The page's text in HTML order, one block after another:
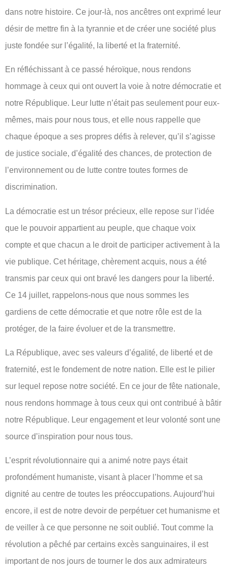
dans notre histoire. Ce jour-là, nos ancêtres ont exprimé leur
désir de mettre fin à la tyrannie et de créer une société plus
juste fondée sur l’égalité, la liberté et la fraternité.
En réfléchissant à ce passé héroïque, nous rendons
hommage à ceux qui ont ouvert la voie à notre démocratie et
notre République. Leur lutte n’était pas seulement pour eux-
mêmes, mais pour nous tous, et elle nous rappelle que
chaque époque a ses propres défis à relever, qu’il s’agisse
de justice sociale, d’égalité des chances, de protection de
l’environnement ou de lutte contre toutes formes de
discrimination.
La démocratie est un trésor précieux, elle repose sur l’idée
que le pouvoir appartient au peuple, que chaque voix
compte et que chacun a le droit de participer activement à la
vie publique. Cet héritage, chèrement acquis, nous a été
transmis par ceux qui ont bravé les dangers pour la liberté.
Ce 14 juillet, rappelons-nous que nous sommes les
gardiens de cette démocratie et que notre rôle est de la
protéger, de la faire évoluer et de la transmettre.
La République, avec ses valeurs d’égalité, de liberté et de
fraternité, est le fondement de notre nation. Elle est le pilier
sur lequel repose notre société. En ce jour de fête nationale,
nous rendons hommage à tous ceux qui ont contribué à bâtir
notre République. Leur engagement et leur volonté sont une
source d’inspiration pour nous tous.
L’esprit révolutionnaire qui a animé notre pays était
profondément humaniste, visant à placer l’homme et sa
dignité au centre de toutes les préoccupations. Aujourd’hui
encore, il est de notre devoir de perpétuer cet humanisme et
de veiller à ce que personne ne soit oublié. Tout comme la
révolution a pêché par certains excès sanguinaires, il est
important de nos jours de tourner le dos aux admirateurs